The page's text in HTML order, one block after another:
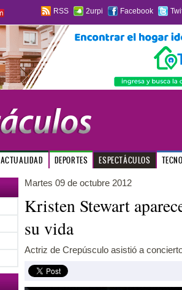
RSS 2urpi Facebook
ACTUALIDAD DEPORTES ESPECTÁCULOS
Martes 09 de octubre 2012
Kristen Stewart
su vida
Actriz de Crepúsculo asistió a